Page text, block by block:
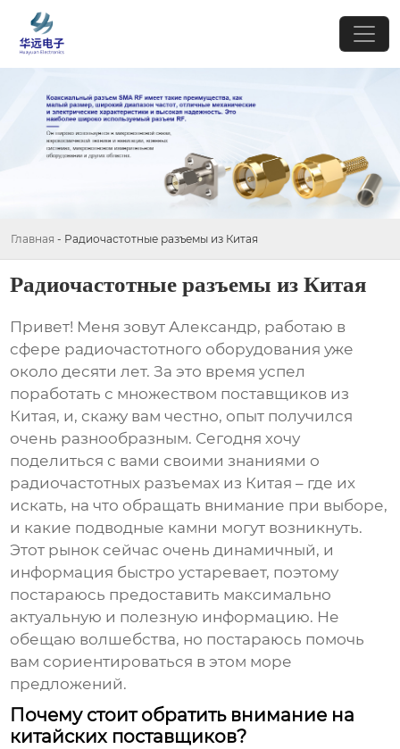
Главная - Радиочастотные разъемы из Китая
Радиочастотные разъемы из Китая
Привет! Меня зовут Александр, работаю в
сфере радиочастотного оборудования уже
около десяти лет. За это время успел
поработать с множеством поставщиков из
Китая, и, скажу вам честно, опыт получился
очень разнообразным. Сегодня хочу
поделиться с вами своими знаниями о
радиочастотных разъемах из Китая – где их
искать, на что обращать внимание при выборе,
и какие подводные камни могут возникнуть.
Этот рынок сейчас очень динамичный, и
информация быстро устаревает, поэтому
постараюсь предоставить максимально
актуальную и полезную информацию. Не
обещаю волшебства, но постараюсь помочь
вам сориентироваться в этом море
предложений.
Почему стоит обратить внимание на
китайских поставщиков?